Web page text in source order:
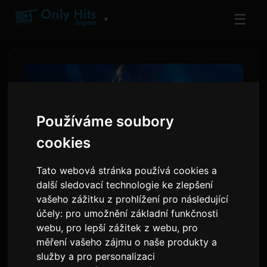
Používáme soubory
cookies
Tato webová stránka používá cookies a
další sledovací technologie ke zlepšení
vašeho zážitku z prohlížení pro následující
účely: pro umožnění základní funkčnosti
webu, pro lepší zážitek z webu, pro
měření vašeho zájmu o naše produkty a
služby a pro personalizaci
▼ ☰
adieu oznamuje nový singl
'Wanna me' jako závěrečnou
znělku anime